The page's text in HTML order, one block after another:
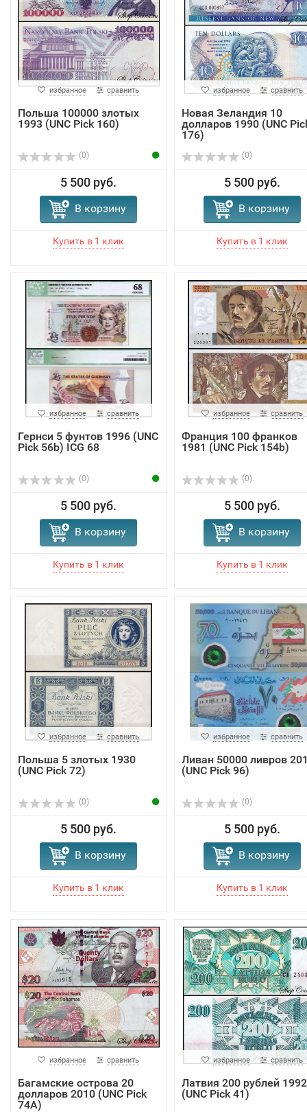
избранное сравнить
Польша 100000 злотых
1993 (UNC Pick 160)
(0)
5 500 руб.
В корзину
избранное сравнить
Новая Зеландия 10
долларов 1990 (UNC
176)
(0)
5 500 руб.
В корзину
избранное сравнить
Гернси 5 фунтов 1996 (UNC
Pick 56b) ICG 68
(0)
5 500 руб.
В корзину
избранное сравнить
Франция 100 франков
1981 (UNC Pick 154b)
(0)
5 500 руб.
В корзину
избранное сравнить
Польша 5 злотых 1930
(UNC Pick 72)
(0)
5 500 руб.
В корзину
избранное сравнить
Ливан 50000 ливров
(UNC Pick 96)
(0)
5 500 руб.
В корзину
избранное сравнить
Багамские острова 20
долларов 2010 (UNC Pick
74А)
избранное сравнить
Латвия 200 рублей 1992
(UNC Pick 41)